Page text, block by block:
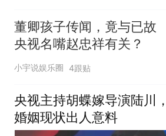
董卿孩子传闻，竟与已故
央视名嘴赵忠祥有关？
小宇说娱乐圈 4跟贴
央视主持胡蝶嫁导演陆川
婚姻现状出人意料